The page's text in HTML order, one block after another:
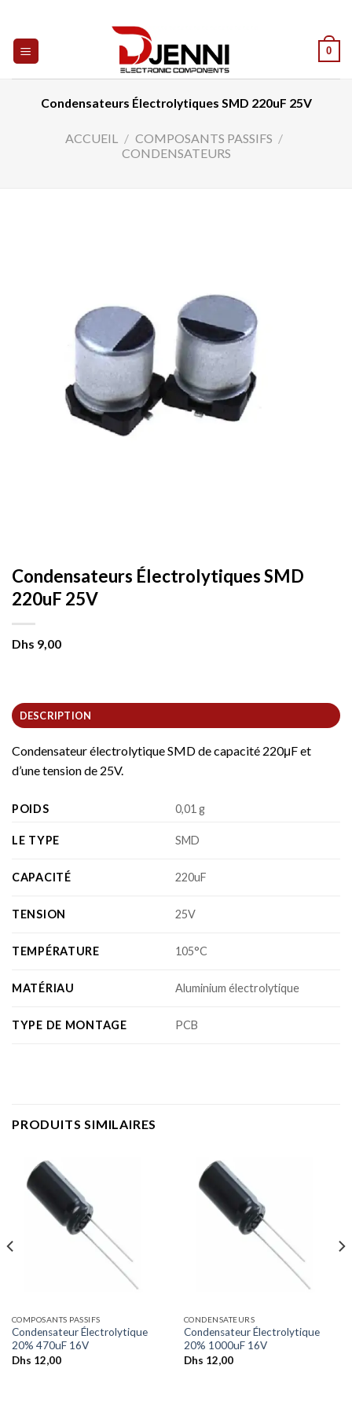
content
0
Condensateurs Électrolytiques SMD 220uF 25V
ACCUEIL / COMPOSANTS PASSIFS /
CONDENSATEURS
Condensateurs Électrolytiques SMD
220uF 25V
Dhs 9,00
DESCRIPTION
Condensateur électrolytique SMD de capacité 220μF et
d’une tension de 25V.
POIDS 0,01 g
LE TYPE SMD
CAPACITÉ 220uF
TENSION 25V
TEMPÉRATURE 105°C
MATÉRIAU Aluminium électrolytique
TYPE DE MONTAGE PCB
PRODUITS SIMILAIRES
COMPOSANTS PASSIFS
Condensateur Électrolytique
20% 470uF 16V
Dhs 12,00
CONDENSATEURS
Condensateur Électrolytique
20% 1000uF 16V
Dhs 12,00